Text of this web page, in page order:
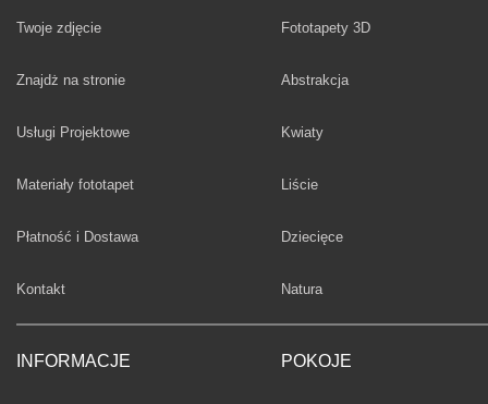
Twoje zdjęcie
Znajdż na stronie
Usługi Projektowe
Materiały fototapet
Płatność i Dostawa
Kontakt
INFORMACJE
Fototapety 3D
Fototapety
Abstrakcja
Fototapety
Kwiaty
Fototapety
Liście
Fototapety
Dziecięce
Fototapety
Natura
POKOJE